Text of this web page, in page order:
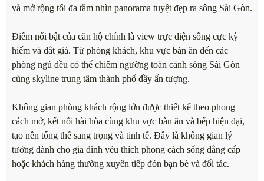
và mở rộng tối đa tầm nhìn panorama tuyệt đẹp ra sông Sài Gòn.
Điểm nổi bật của căn hộ chính là view trực diện sông cực kỳ
hiếm và đắt giá. Từ phòng khách, khu vực bàn ăn đến các
phòng ngủ đều có thể chiêm ngưỡng toàn cảnh sông Sài Gòn
cùng skyline trung tâm thành phố đầy ấn tượng.
Không gian phòng khách rộng lớn được thiết kế theo phong
cách mở, kết nối hài hòa cùng khu vực bàn ăn và bếp hiện đại,
tạo nên tổng thể sang trọng và tinh tế. Đây là không gian lý
tưởng dành cho gia đình yêu thích phong cách sống đẳng cấp
hoặc khách hàng thường xuyên tiếp đón bạn bè và đối tác.